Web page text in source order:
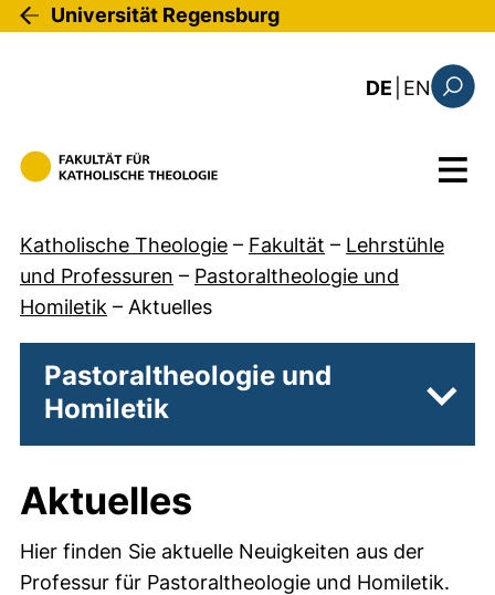
Direkt zum Inhalt
Universität Regensburg
DE EN: this
Menü
Katholische Theologie – Fakultät – Lehrstühle
und Professuren – Pastoraltheologie und
Homiletik – Aktuelles
Pastoraltheologie und
Homiletik
Aktuelles
Hier finden Sie aktuelle Neuigkeiten aus der
Professur für Pastoraltheologie und Homiletik.